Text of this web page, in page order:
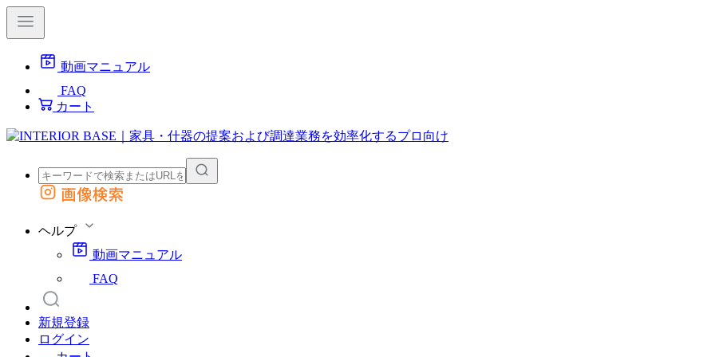
動画マニュアル
FAQ
カート
外部サイトの商品をカートに追加
画像検索
ヘルプ
動画マニュアル
FAQ
新規登録
ログイン